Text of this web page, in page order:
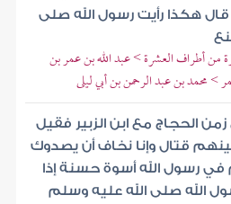
هكذا رأيت رسول الله صلى
من أطراف العشرة > عبد الله بن عمر بن
> محمد بن عبد الرحمن بن أبي ليلى
زمن الحجاج مع ابن الزبير فقيل
قتال وإنا نخاف أن يصدوك
رسول الله أسوة حسنة إذا
الله صلى الله عليه وسلم